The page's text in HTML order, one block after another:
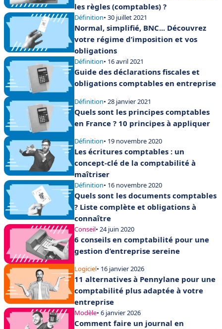
les règles (comptables) ?
Définition• 30 juillet 2021
Normal, simplifié, BNC... Découvrez
votre régime d’imposition et vos
obligations
Définition• 16 avril 2021
Guide des déclarations fiscales et
obligations comptables en entreprise
Définition• 28 janvier 2021
Quels sont les principes comptables
en France ? 10 principes à appliquer
Définition• 19 novembre 2020
Les écritures comptables : un
concept-clé de la comptabilité à
maîtriser
Définition• 16 novembre 2020
Quels sont les documents comptables
? Liste complète et obligations à
connaître
Conseil• 24 juin 2020
6 conseils en comptabilité pour une
gestion d’entreprise sereine
Logiciel• 16 janvier 2026
11 alternatives à Pennylane pour une
comptabilité plus adaptée à votre
entreprise
Modèle• 6 janvier 2026
Comment faire un journal en